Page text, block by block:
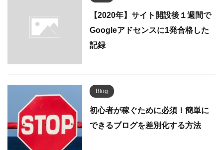
【2020年】サイト開設後１週間で
Googleアドセンスに1発合格した
記録
Blog
初心者が稼ぐために必須！簡単に
できるブログを差別化する方法